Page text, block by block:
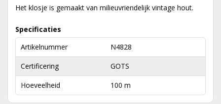
Het klosje is gemaakt van milieuvriendelijk vintage hout.
Specificaties
Artikelnummer
N4828
Certificering GOTS
Hoeveelheid 100 m